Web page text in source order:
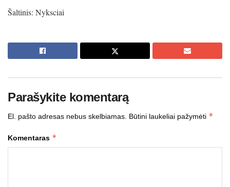
Šaltinis: Nyksciai
Parašykite komentarą
El. pašto adresas nebus skelbiamas. Būtini laukeliai pažymėti *
Komentaras *